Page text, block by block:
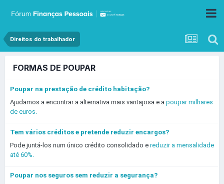
Direitos do trabalhador
FORMAS DE POUPAR
Poupar na prestação de crédito habitação?
Ajudamos a encontrar a alternativa mais vantajosa e a poupar milhares
de euros.
Tem vários créditos e pretende reduzir encargos?
Pode juntá-los num único crédito consolidado e reduzir a mensalidade
até 60%.
Poupar nos seguros sem reduzir a segurança?